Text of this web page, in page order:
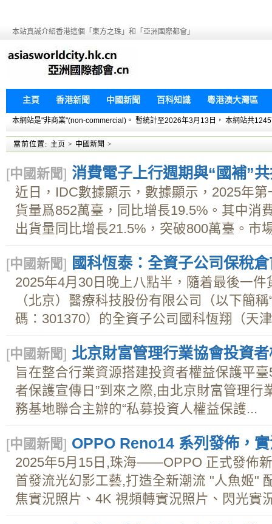
本站真誠介紹香港這個「東方之珠」和「亞洲國際都會」
主頁 香港新聞 中國新聞 百科知識 粵港澳大灣區
本網站是"非商業"(non-commercial)。 暫統計至2026年3月13日， 本網站共
當前位置: 主页 > 中國新聞 >
[中國新聞] 消費電子上行週期與“國補”
近日，IDC數據顯示，數據顯示，2025年
貨量爲852萬臺，同比增長19.5%。其中消
出貨量同比增長21.5%，突破800萬臺。市
[中國新聞] 國科恆泰：全資子公司保稅
2025年4月30日晚上八點半，隨着最後一
（北京）醫療科技股份有限公司（以下簡稱
碼：301370）的全資子公司國科恆翔（天
[中國新聞] 北京財富管理行業協會投資
旨在整合行業資源搭建投資者權益保護平
者保護宣傳日”到來之際,由北京財富管理行
務基地聯合主辦的“私募投資人權益保護...
[中國新聞] OPPO Reno14 系列發佈，
2025年5月15日,珠海——OPPO 正式發佈
首發流光幻影工藝,打造全新潮流 "人魚姬"
焦實況照片、4K 視頻轉實況照片、閃光實